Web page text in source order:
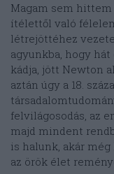
Magam sem
ítélettől való
létrejöttéhez
agyunkba, hogy
kádja, jött Newton
aztán úgy a 18.
felvilágosodás, az
majd mindent
is halunk, akár
az örök élet